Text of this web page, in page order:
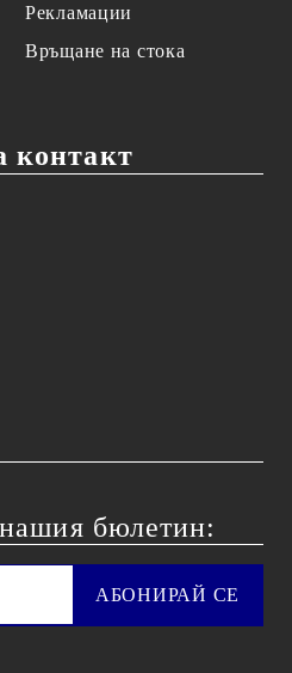
Рекламации
Връщане на стока
контакт
бюлетин: